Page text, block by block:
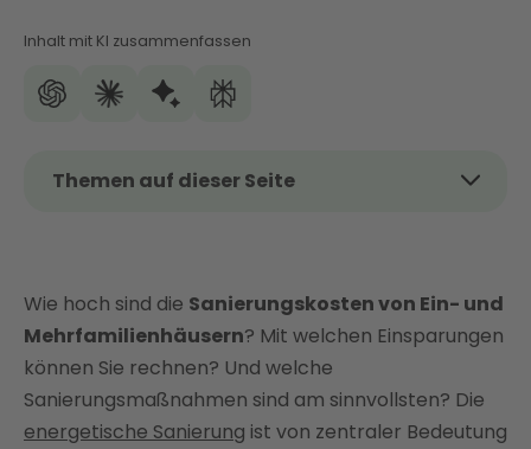
Inhalt mit KI zusammenfassen
Themen auf dieser Seite
Sanierung Einfamilienhaus: Das kommt auf Sie zu
Sanierung Mehrfamilienhaus – Energie sparen
auch bei mehreren Wohnungen im Haus
Was muss ich beachten, bevor ich ein Haus
sanieren möchte?
Wie hoch sind die Sanierungskosten von Ein- und
Mehrfamilienhäusern? Mit welchen Einsparungen
können Sie rechnen? Und welche
Sanierungsmaßnahmen sind am sinnvollsten? Die
energetische Sanierung ist von zentraler Bedeutung